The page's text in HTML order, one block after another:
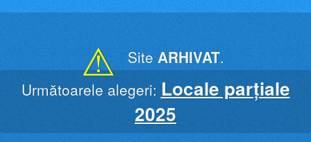
⚠ Site ARHIVAT.
Următoarele alegeri: Locale parțiale
2025